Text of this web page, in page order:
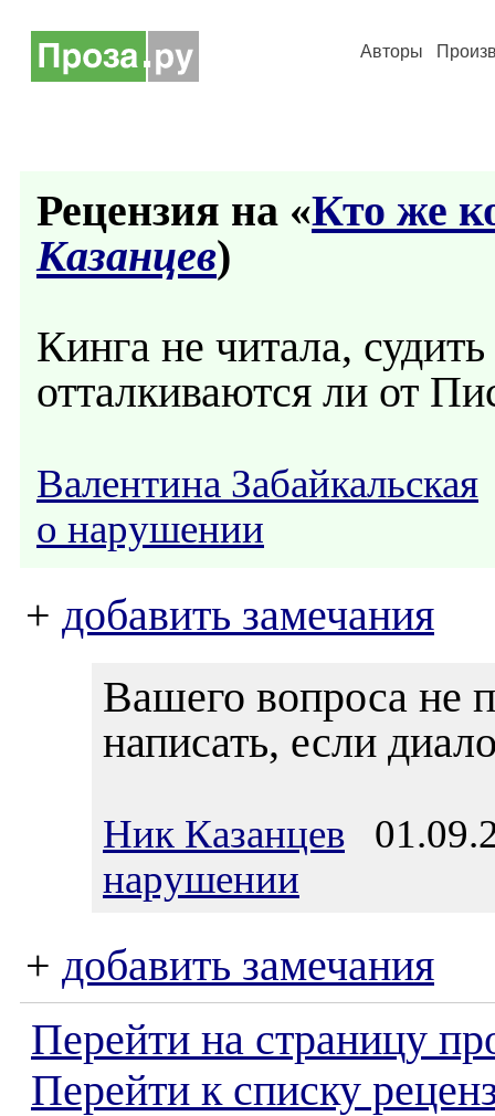
Авторы
Рецензия на «Кто же
Казанцев)
Кинга не читала,
отталкиваются ли от
Валентина Забайкальская
о нарушении
+ добавить замечания
Вашего вопроса не
написать, если
Ник Казанцев
нарушении
+ добавить замечания
Перейти на страницу
Перейти к списку